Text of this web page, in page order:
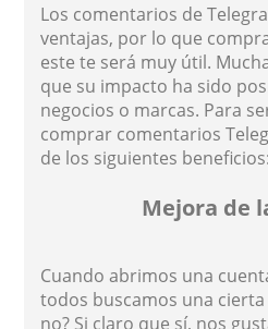
Los comentarios de
ventajas, por lo que
este te será muy útil.
que su impacto ha sido
negocios o marcas. Para
comprar comentarios
de los siguientes beneficios:
Mejora de
Cuando abrimos una
todos buscamos una cierta
no? Si claro que sí, nos